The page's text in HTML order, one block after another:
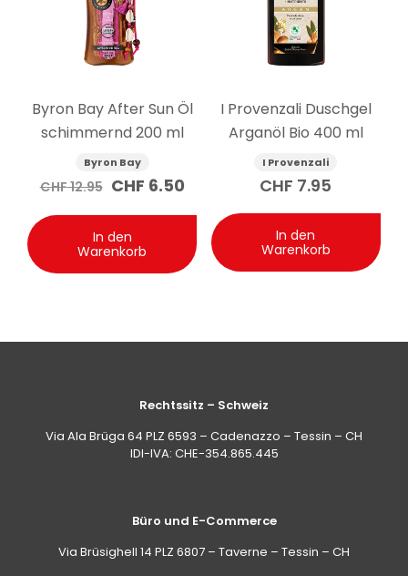
Byron Bay After Sun Öl
schimmernd 200 ml
Byron Bay
CHF12.95 Ursprünglicher
war:
CHF 12.95
CHF 6.50Aktueller
ist:
CHF 6.50.
In den
Warenkorb
I Provenzali Duschgel
Arganöl Bio 400 ml
I Provenzali
CHF 7.95
In den
Warenkorb
Rechtssitz – Schweiz
Via Ala Brüga 64 PLZ 6593 – Cadenazzo – Tessin – CH
IDI-IVA: CHE-354.865.445
Büro und E-Commerce
Via Brüsighell 14 PLZ 6807 – Taverne – Tessin – CH